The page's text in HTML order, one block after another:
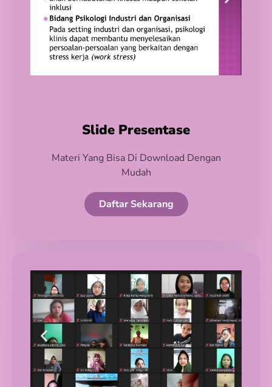
Slide Presentase
Materi Yang Bisa Di Download Dengan
Mudah
Daftar Sekarang